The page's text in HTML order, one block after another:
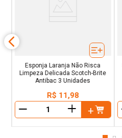
Esponja Laranja Não Risca
Limpeza Delicada Scotch-Brite
Antibac 3 Unidades
R$ 11,98
＋